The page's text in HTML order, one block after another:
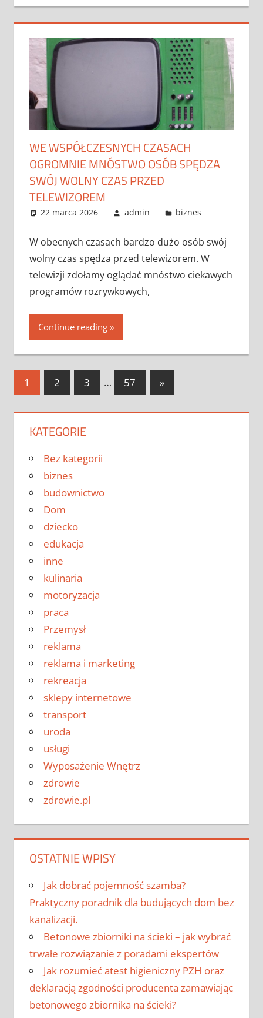
WE WSPÓŁCZESNYCH CZASACH
OGROMNIE MNÓSTWO OSÓB SPĘDZA
SWÓJ WOLNY CZAS PRZED
TELEWIZOREM
22 marca 2026 admin biznes
W obecnych czasach bardzo dużo osób swój
wolny czas spędza przed telewizorem. W
telewizji zdołamy oglądać mnóstwo ciekawych
programów rozrywkowych,
Continue reading
Nawigacja
wpisach
1 2 3 … 57
Next
Posts
»
KATEGORIE
Bez kategorii
biznes
budownictwo
Dom
dziecko
edukacja
inne
kulinaria
motoryzacja
praca
Przemysł
reklama
reklama i marketing
rekreacja
sklepy internetowe
transport
uroda
usługi
Wyposażenie Wnętrz
zdrowie
zdrowie.pl
OSTATNIE WPISY
Jak dobrać pojemność szamba?
Praktyczny poradnik dla budujących dom bez
kanalizacji.
Betonowe zbiorniki na ścieki – jak wybrać
trwałe rozwiązanie z poradami ekspertów
Jak rozumieć atest higieniczny PZH oraz
deklaracją zgodności producenta zamawiając
betonowego zbiornika na ścieki?